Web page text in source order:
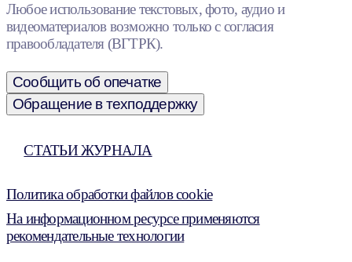
Любое использование текстовых, фото, аудио и
видеоматериалов возможно только с согласия
правообладателя (ВГТРК).
Сообщить об опечатке
Обращение в техподдержку
СТАТЬИ ЖУРНАЛА
Политика обработки файлов cookie
На информационном ресурсе применяются
рекомендательные технологии